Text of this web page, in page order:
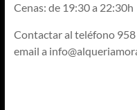
Cenas: de 19:30 a 22:30h
Contactar al teléfono
email a